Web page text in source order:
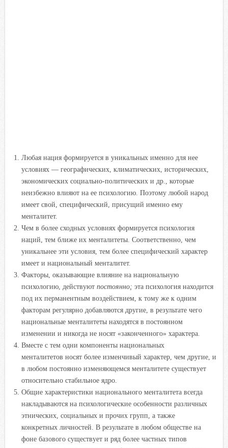
Любая нация формируется в уникальных именно для нее
условиях — географических, климатических, исторических,
экономических социально-политических и др., которые
неизбежно влияют на ее психологию. Поэтому любой народ
имеет свой, специфический, присущий именно ему
менталитет.
Чем в более сходных условиях формируется психология
наций, тем ближе их менталитеты. Соответственно, чем
уникальнее эти условия, тем более специфический характер
имеет и национальный менталитет.
Факторы, оказывающие влияние на национальную
психологию, действуют постоянно; эта психология находится
под их перманентным воздействием, к тому же к одним
факторам регулярно добавляются другие, в результате чего
национальные менталитеты находятся в постоянном
изменении и никогда не носят «законченного» характера.
Вместе с тем одни компоненты национальных
менталитетов носят более изменчивый характер, чем другие, и
в любом постоянно изменяющемся менталитете существует
относительно стабильное ядро.
Общие характеристики национального менталитета всегда
накладываются на психологические особенности различных
этнических, социальных и прочих групп, а также
конкретных личностей. В результате в любом обществе на
фоне базового существует и ряд более частных типов